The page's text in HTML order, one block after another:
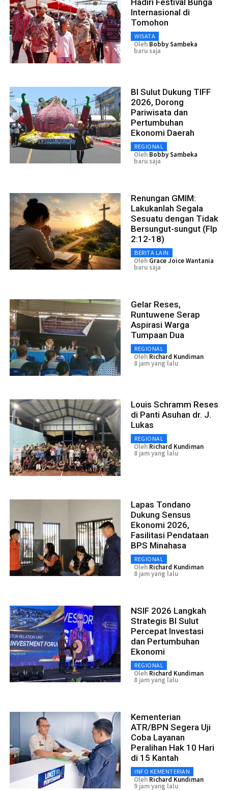
Internasional di
Tomohon
WISATA
Oleh Bobby Sambeka
baru saja
BI Sulut Dukung TIFF
2026, Dorong
Pariwisata dan
Pertumbuhan
Ekonomi Daerah
REGIONAL
Oleh Bobby Sambeka
baru saja
Renungan GMIM:
Lakukanlah Segala
Sesuatu dengan Tidak
Bersungut-sungut (Flp
2:12-18)
BERITA LAIN
Oleh Grace Joice Wantania
baru saja
Gelar Reses,
Runtuwene Serap
Aspirasi Warga
Tumpaan Dua
REGIONAL
Oleh Richard Kundiman
8 jam yang lalu
Louis Schramm Reses
di Panti Asuhan dr. J.
Lukas
REGIONAL
Oleh Richard Kundiman
8 jam yang lalu
Lapas Tondano
Dukung Sensus
Ekonomi 2026,
Fasilitasi Pendataan
BPS Minahasa
REGIONAL
Oleh Richard Kundiman
8 jam yang lalu
NSIF 2026 Langkah
Strategis BI Sulut
Percepat Investasi
dan Pertumbuhan
Ekonomi
REGIONAL
Oleh Richard Kundiman
8 jam yang lalu
Kementerian
ATR/BPN Segera Uji
Coba Layanan
Peralihan Hak 10 Hari
di 15 Kantah
INFO KEMENTERIAN
Oleh Richard Kundiman
9 jam yang lalu